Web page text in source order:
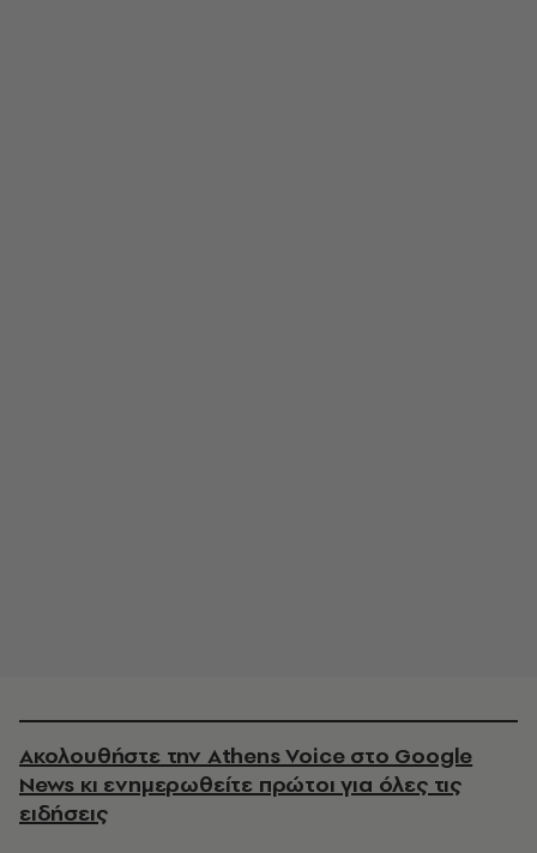
Ακολουθήστε την Athens Voice στο Google
News κι ενημερωθείτε πρώτοι για όλες τις
ειδήσεις